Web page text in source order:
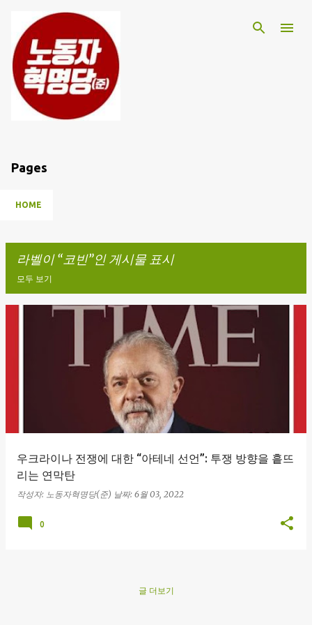
Pages
HOME
라벨이 코빈 인 게시물 표시
모두 보기
우크라이나 전쟁에 대한 “아테네 선언”: 투쟁 방향을 흩뜨
리는 연막탄
작성자: 노동자혁명당(준) 날짜: 6월 03, 2022
0
글 더보기